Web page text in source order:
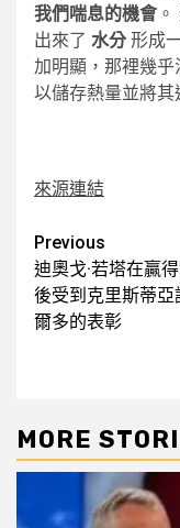
我們喘息的機會。
出來了 水分形成
加明顯，那裡幾
以儲存熱量並將其
來源連結
Post
Previous
迪奧戈·若塔在贏
後受到克里斯蒂亞
爾多的表彰
MORE